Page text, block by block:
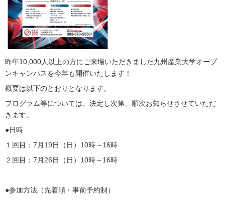
昨年10,000人以上の方にご来場いただきました九州産業大学オープ
ンキャンパスを今年も開催いたします！
概要は以下のとおりとなります。
プログラム等については、決定し次第、順次お知らせさせていただ
きます。
●日時
１回目：7月19日（日）10時～16時
２回目：7月26日（日）10時～16時
●参加方法（先着順・事前予約制）